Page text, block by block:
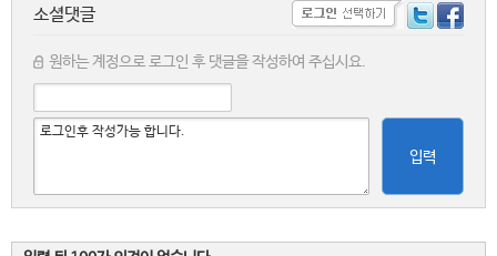
소셜댓글
원하는 계정으로 로그인 후 댓글을 작성하여 주십시요.
입력